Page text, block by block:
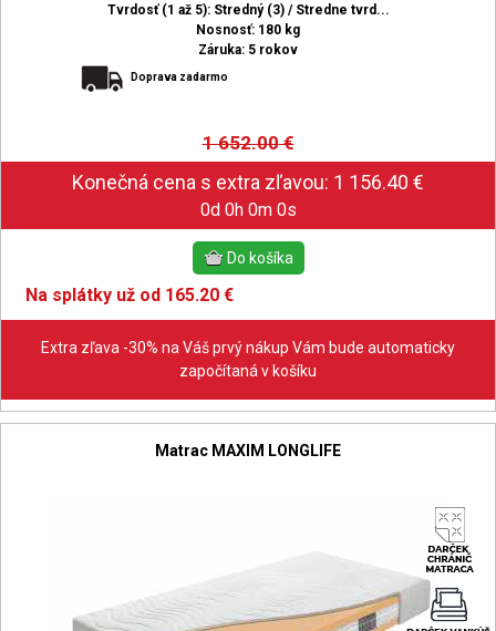
Tvrdosť (1 až 5): Stredný (3) / Stredne tvrd...
Nosnosť: 180 kg
Záruka: 5 rokov
Doprava zadarmo
1 652.00€
0d 0h 0m 0s
Na splátky už od 165.20 €
Extra zľava -30% na Váš prvý nákup Vám bude automaticky
započítaná v košíku
Matrac MAXIM LONGLIFE